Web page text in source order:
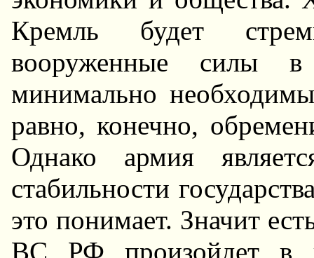
Кремль будет
вооруженные силы в
минимально
равно, конечно,
Однако армия
стабильности
это понимает. Значит
ВС РФ произойдет в